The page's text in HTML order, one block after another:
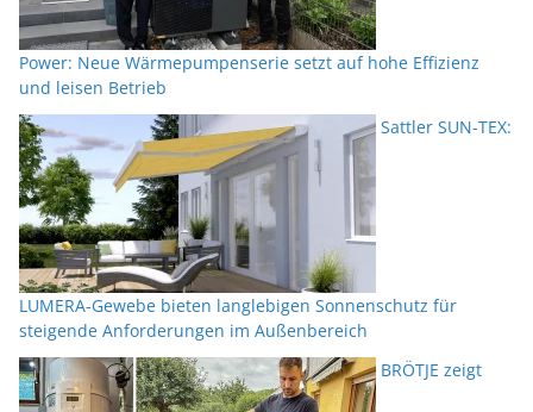
Power: Neue Wärmepumpenserie setzt auf hohe Effizienz
und leisen Betrieb
Sattler SUN-TEX:
LUMERA-Gewebe bieten langlebigen Sonnenschutz für
steigende Anforderungen im Außenbereich
BRÖTJE zeigt